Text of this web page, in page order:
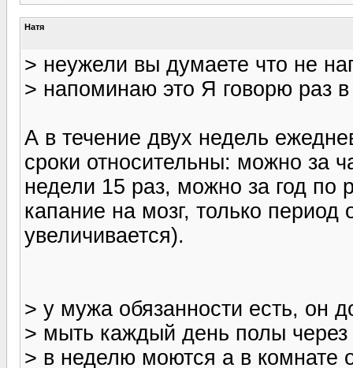
Натя
> неужели вы думаете что не
> напоминаю это Я говорю раз
А в течение двух недель
сроки относительны: можно за
недели 15 раз, можно за год по
капание на мозг, только
увеличивается).
> у мужа обязанности есть, он
> мыть каждый день полы
> в неделю моются а в комнате